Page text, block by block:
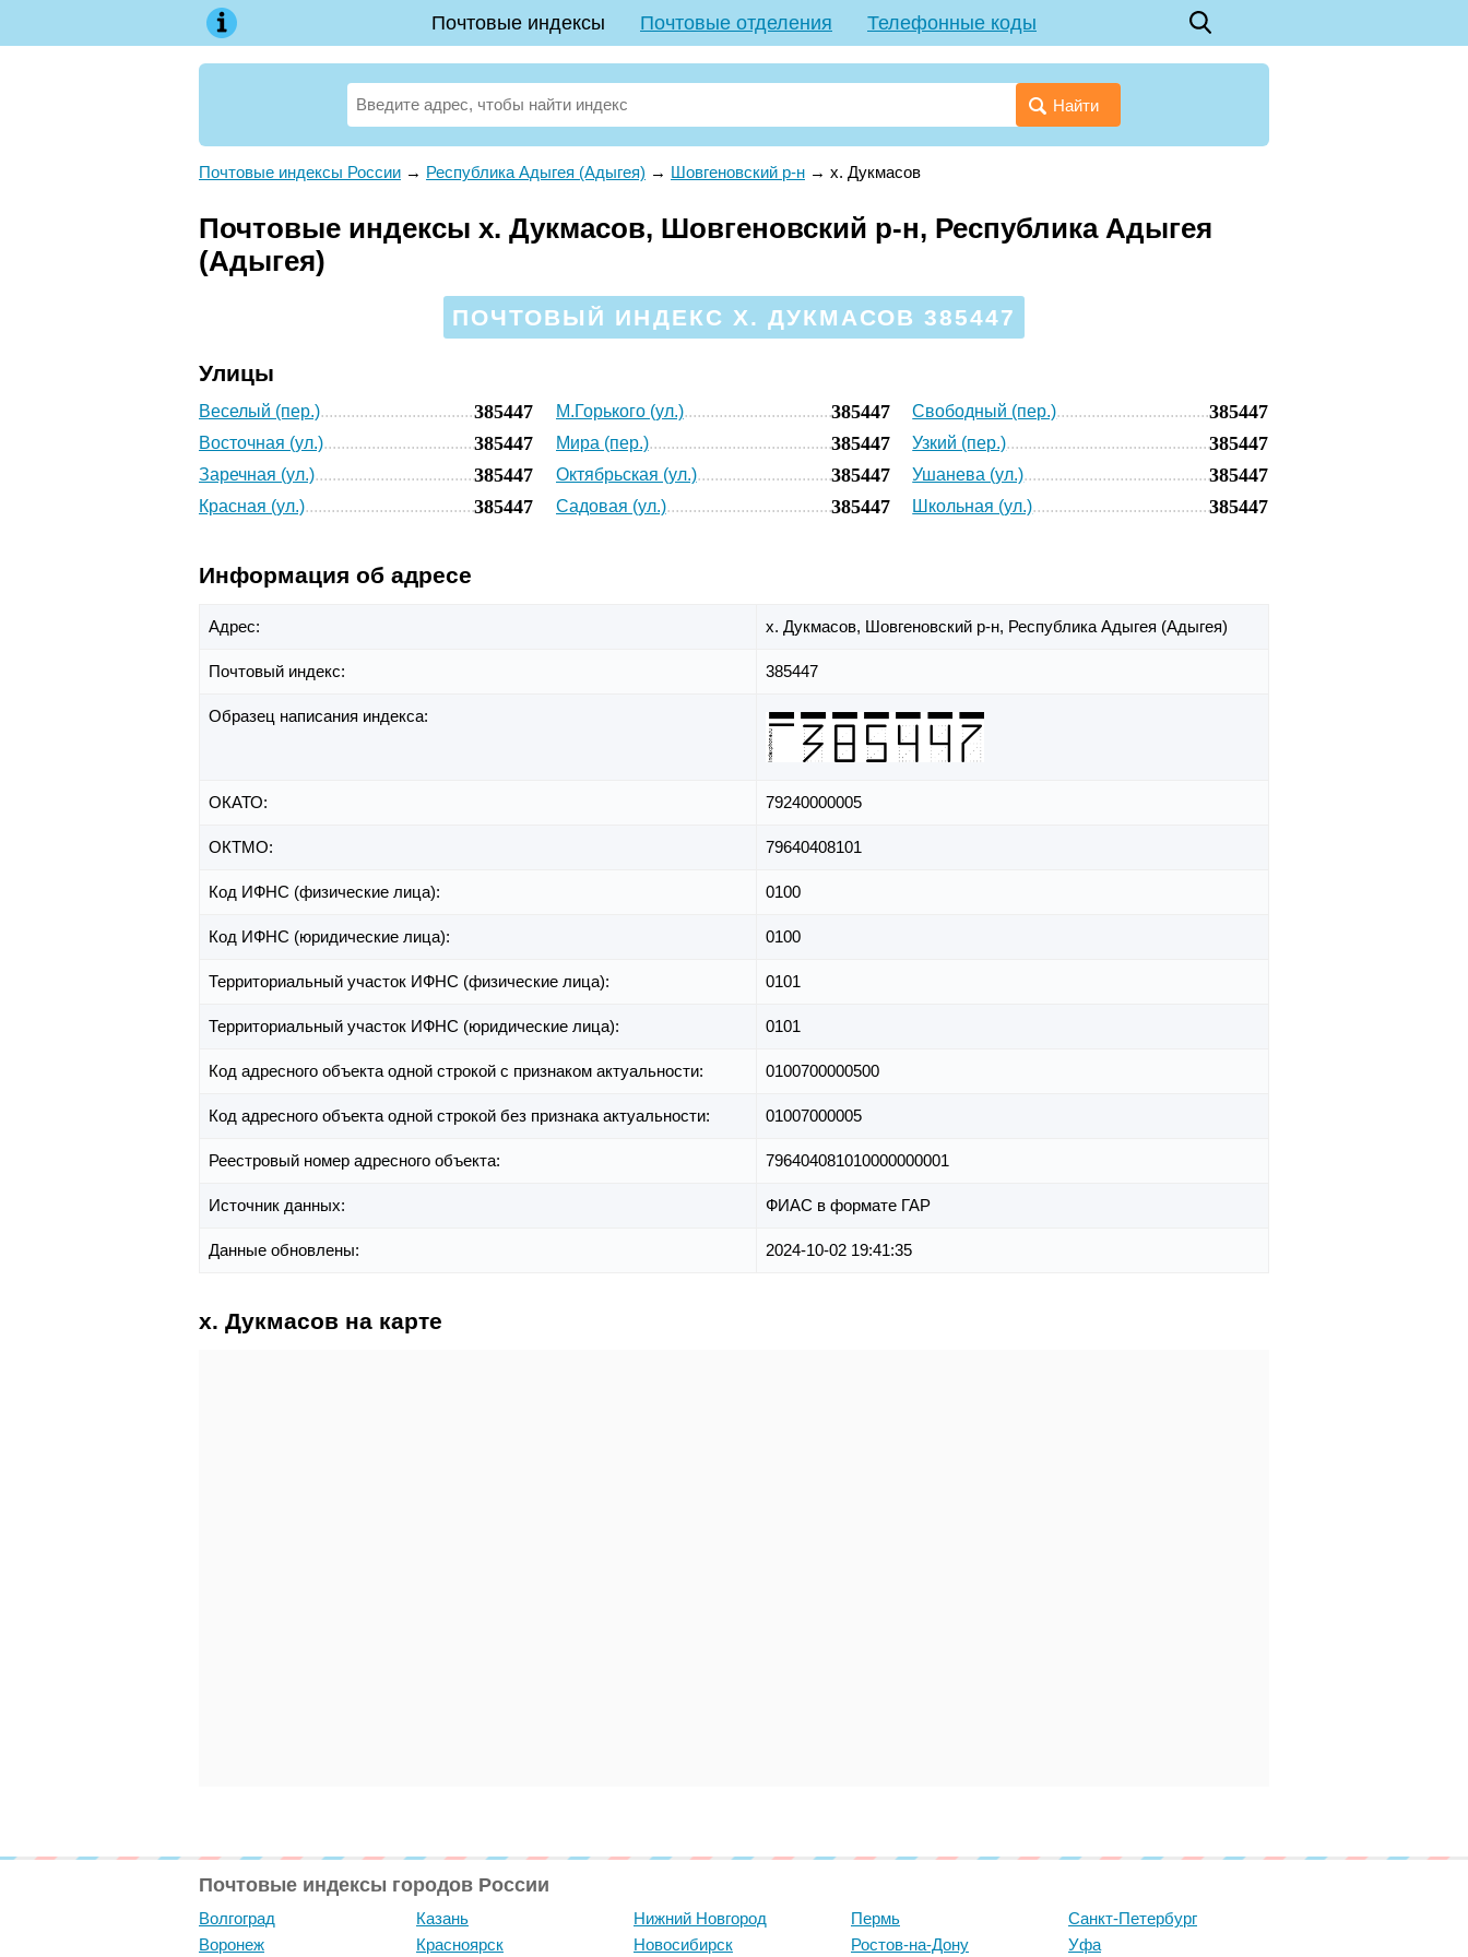
Почтовые индексы Почтовые отделения Телефонные коды
Найти
Почтовые индексы России → Республика Адыгея (Адыгея) → Шовгеновский р-н → х. Дукмасов
Почтовые индексы х. Дукмасов, Шовгеновский р-н, Республика Адыгея
(Адыгея)
ПОЧТОВЫЙ ИНДЕКС Х. ДУКМАСОВ 385447
Улицы
Веселый (пер.) 385447
Восточная (ул.) 385447
Заречная (ул.) 385447
Красная (ул.) 385447
М.Горького (ул.) 385447
Мира (пер.) 385447
Октябрьская (ул.) 385447
Садовая (ул.) 385447
Свободный (пер.) 385447
Узкий (пер.) 385447
Ушанева (ул.) 385447
Школьная (ул.) 385447
Информация об адресе
Адрес: х. Дукмасов, Шовгеновский р-н, Республика Адыгея (Адыгея)
Почтовый индекс: 385447
Образец написания индекса:
ОКАТО: 79240000005
ОКТМО: 79640408101
Код ИФНС (физические лица): 0100
Код ИФНС (юридические лица): 0100
Территориальный участок ИФНС (физические лица): 0101
Территориальный участок ИФНС (юридические лица): 0101
Код адресного объекта одной строкой с признаком актуальности: 0100700000500
Код адресного объекта одной строкой без признака актуальности: 01007000005
Реестровый номер адресного объекта: 796404081010000000001
Источник данных: ФИАС в формате ГАР
Данные обновлены: 2024-10-02 19:41:35
х. Дукмасов на карте
Почтовые индексы городов России
Волгоград
Воронеж
Казань
Красноярск
Нижний Новгород
Новосибирск
Пермь
Ростов-на-Дону
Санкт-Петербург
Уфа